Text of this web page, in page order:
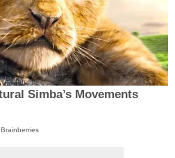
Simba’s Movements
Brainberries